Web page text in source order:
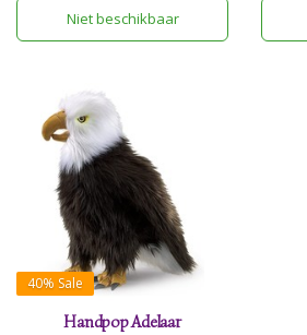
Niet beschikbaar
40% Sale
Handpop Adelaar